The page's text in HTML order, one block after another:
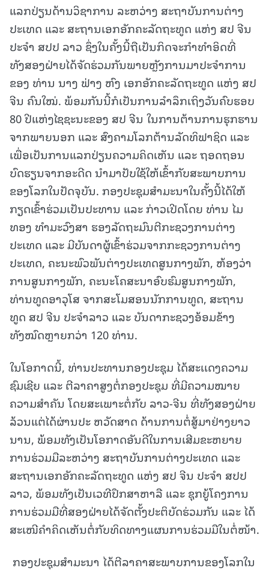
ແລກປ່ຽນດ້ານວິຊາການ ລະຫວ່າງ ສະຖາບັນການຕ່າງ
ປະເທດ ແລະ ສະຖານເອກອັກຄະລັດຖະທູດ ແຫ່ງ ສປ ຈີນ
ປະຈໍາ ສປປ ລາວ ຊຶ່ງໃນຄັ້ງນີ້ຖືເປັນກິດຈະກໍາທໍາອິດທີ່
ທັງສອງຝ່າຍໄດ້ຈັດຮ່ວມກັນພາຍຫຼັງການມາປະຈໍາການ
ຂອງ ທ່ານ ນາງ ຟ່າງ ຫົງ ເອກອັກຄະລັດຖະທູດ ແຫ່ງ ສປ
ຈີນ ຄົນໃໝ່. ພ້ອມກັນນີ້ກໍເປັນການລໍາລຶກເຖິງວັນຄົບຮອບ
80 ປີແຫ່ງໄຊຊະນະຂອງ ສປ ຈີນ ໃນການຕ້ານການຮຸກຮານ
ຈາກພາຍນອກ ແລະ ສົງຄາມໂລກຕ້ານລັດທິຟາຊິດ ແລະ
ເພື່ອເປັນການແລກປ່ຽນຄວາມຄິດເຫັນ ແລະ ຖອດຖອນ
ບົດຮຽນຈາກອະດີດ ນໍາມາປັບໃຊ້ໃຫ້ເຂົ້າກັບສະພາບການ
ຂອງໂລກໃນປັດຈຸບັນ. ກອງປະຊຸມສໍາມະນາໃນຄັ້ງນີ້ໄດ້ໃຫ້
ກຽດເຂົ້າຮ່ວມເປັນປະທານ ແລະ ກ່າວເປີດໂດຍ ທ່ານ ໄມ
ທອງ ທໍາມະວົງສາ ຮອງລັດຖະມົນຕີກະຊວງການຕ່າງ
ປະເທດ ແລະ ມີບັນດາຜູ້ເຂົ້າຮ່ວມຈາກກະຊວງການຕ່າງ
ປະເທດ, ຄະນະພົວພັນຕ່າງປະເທດສູນກາງພັກ, ຫ້ອງວ່າ
ການສູນກາງພັກ, ຄະນະໂຄສະນາອົບຮົມສູນກາງພັກ,
ທ່ານທູດອາວຸໂສ ຈາກສະໂມສອນນັກການທູດ, ສະຖານ
ທູດ ສປ ຈີນ ປະຈໍາລາວ ແລະ ບັນດາກະຊວງອ້ອມຂ້າງ
ທັງໝົດຫຼາຍກວ່າ 120 ທ່ານ.
ໃນໂອກາດນີ້, ທ່ານປະທານກອງປະຊຸມ ໄດ້ສະເເດງຄວາມ
ຊົມເຊີຍ ແລະ ຕີລາຄາສູງຕໍ່ກອງປະຊຸມ ທີ່ມີຄວາມໝາຍ
ຄວາມສໍາຄັນ ໂດຍສະເພາະຕໍ່ກັບ ລາວ-ຈີນ ທີ່ທັງສອງຝ່າຍ
ລ້ວນແຕ່ໄດ້ຜ່ານປະ ຫວັດສາດ ດ້ານການຕໍ່ສູ້ມາຢ່າງຍາວ
ນານ, ພ້ອມທັງເປັນໂອກາດອັນດີໃນການເສີມຂະຫຍາຍ
ການຮ່ວມມືລະຫວ່າງ ສະຖາບັນການຕ່າງປະເທດ ແລະ
ສະຖານເອກອັກຄະລັດຖະທູດ ແຫ່ງ ສປ ຈີນ ປະຈໍາ ສປປ
ລາວ, ພ້ອມທັງເປັນເວທີປຶກສາຫາລື ແລະ ຊຸກຍູ້ໂຄງການ
ການຮ່ວມມືທີ່ສອງຝ່າຍໄດ້ຈັດຕັ້ງປະຕິບັດຮ່ວມກັນ ແລະ ໄດ້
ສະເໜີຄໍາຄິດເຫັນຕໍ່ກັບທິດທາງແຜນການຮ່ວມມືໃນຕໍ່ໜ້າ.
ກອງປະຊຸມສໍາມະນາ ໄດ້ຕີລາຄາສະພາບການຂອງໂລກໃນ